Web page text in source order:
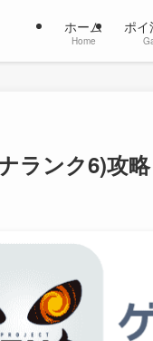
ホーム
Home
ポイ
ランク6)攻